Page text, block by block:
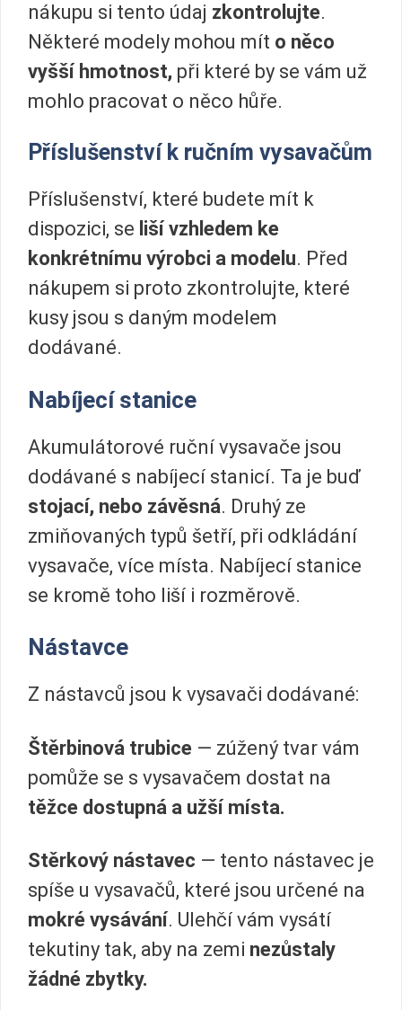
nákupu si tento údaj zkontrolujte.
Některé modely mohou mít o něco
vyšší hmotnost, při které by se vám už
mohlo pracovat o něco hůře.
Příslušenství k ručním vysavačům
Příslušenství, které budete mít k
dispozici, se liší vzhledem ke
konkrétnímu výrobci a modelu. Před
nákupem si proto zkontrolujte, které
kusy jsou s daným modelem
dodávané.
Nabíjecí stanice
Akumulátorové ruční vysavače jsou
dodávané s nabíjecí stanicí. Ta je buď
stojací, nebo závěsná. Druhý ze
zmiňovaných typů šetří, při odkládání
vysavače, více místa. Nabíjecí stanice
se kromě toho liší i rozměrově.
Nástavce
Z nástavců jsou k vysavači dodávané:
Štěrbinová trubice — zúžený tvar vám
pomůže se s vysavačem dostat na
těžce dostupná a užší místa.
Stěrkový nástavec — tento nástavec je
spíše u vysavačů, které jsou určené na
mokré vysávání. Ulehčí vám vysátí
tekutiny tak, aby na zemi nezůstaly
žádné zbytky.